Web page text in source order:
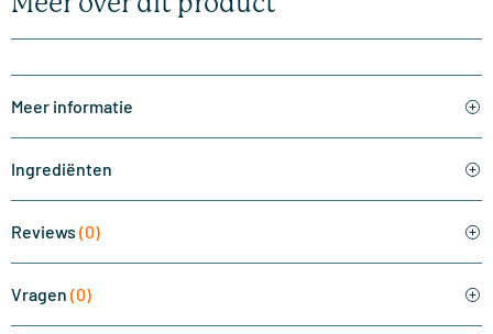
Meer informatie
Ingrediënten
Reviews (0)
Vragen (0)